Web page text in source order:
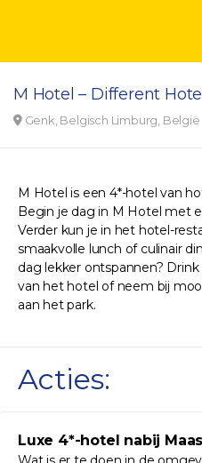
M Hotel – Different
Genk, Belgisch Limburg, België
M Hotel is een 4*-hotel van
Begin je dag in M Hotel met
Verder kun je in het hotel-
smaakvolle lunch of culinair
dag lekker ontspannen?
van het hotel of neem bij
aan het park.
Acties:
Luxe 4*-hotel nabij